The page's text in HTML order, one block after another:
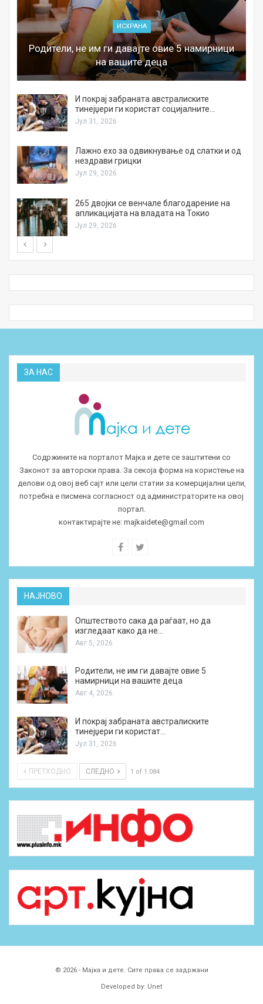
ИСХРАНА
Родители, не им ги давајте овие 5 намирници
на вашите деца
И покрај забраната австралиските
тинејџери ги користат социјалните…
Јул 31, 2026
Лажно ехо за одвикнување од слатки и од
нездрави грицки
Јул 29, 2026
265 двојки се венчале благодарение на
апликацијата на владата на Токио
Јул 29, 2026
ЗА НАС
Содржините на порталот Мајка и дете се заштитени со
Законот за авторски права. За секоја форма на користење на
делови од овој веб сајт или цели статии за комерцијални цели,
потребна е писмена согласност од администраторите на овој
портал.
контактирајте не: majkaidete@gmail.com
НАЈНОВО
Општеството сака да раѓаат, но да
изгледаат како да не…
Авг 5, 2026
Родители, не им ги давајте овие 5
намирници на вашите деца
Авг 4, 2026
И покрај забраната австралиските
тинејџери ги користат…
Јул 31, 2026
ПРЕТХОДНО СЛЕДНО 1 of 1.084
© 2026 - Мајка и дете. Сите права се задржани
Developed by: Unet